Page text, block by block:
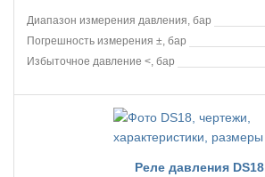
Диапазон измерения давления, бар
Погрешность измерения ±, бар
Избыточное давление <, бар
Реле давления DS18